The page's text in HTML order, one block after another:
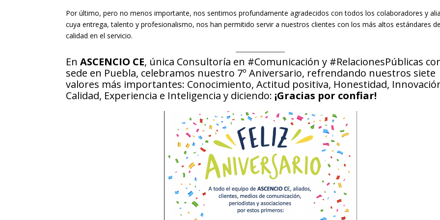
Por último, pero no menos importante, nos sentimos profundamente agradecidos con todos los colaboradores y
cuya entrega, talento y profesionalismo, nos han permitido servir a nuestros clientes con los más altos estándares de
calidad en el servicio.
EnASCENCIO CE, única Consultoría en #Comunicación y #RelacionesPúblicas
sede en Puebla, celebramos nuestro 7º Aniversario, refrendando nuestros siete
valores más importantes: Conocimiento, Actitud positiva, Honestidad,
Calidad, Experiencia e Inteligencia y diciendo: ¡Gracias por confiar!